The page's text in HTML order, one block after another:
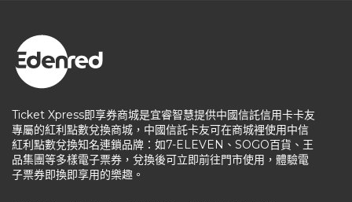
Ticket Xpress即享券商城是宜睿智慧提供中國信託信用卡卡友
專屬的紅利點數兌換商城，中國信託卡友可在商城裡使用中信
紅利點數兌換知名連鎖品牌：如7-ELEVEN、SOGO百貨、王
品集團等多樣電子票券，兌換後可立即前往門市使用，體驗電
子票券即換即享用的樂趣。